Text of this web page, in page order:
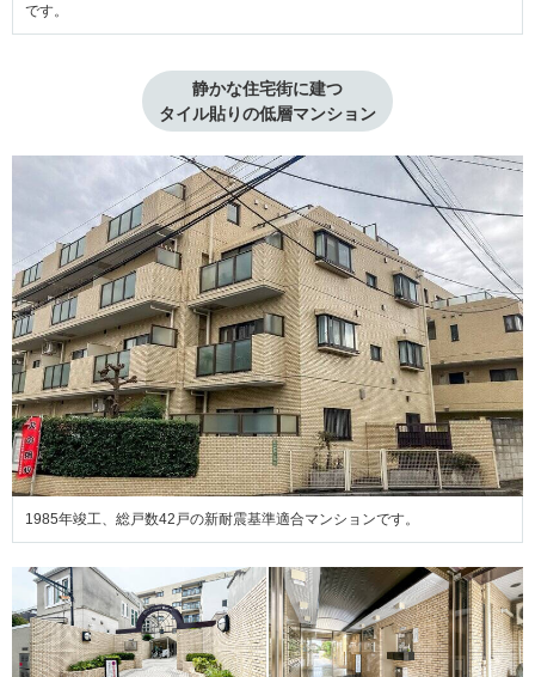
です。
静かな住宅街に建つ
タイル貼りの低層マンション
1985年竣工、総戸数42戸の新耐震基準適合マンションです。